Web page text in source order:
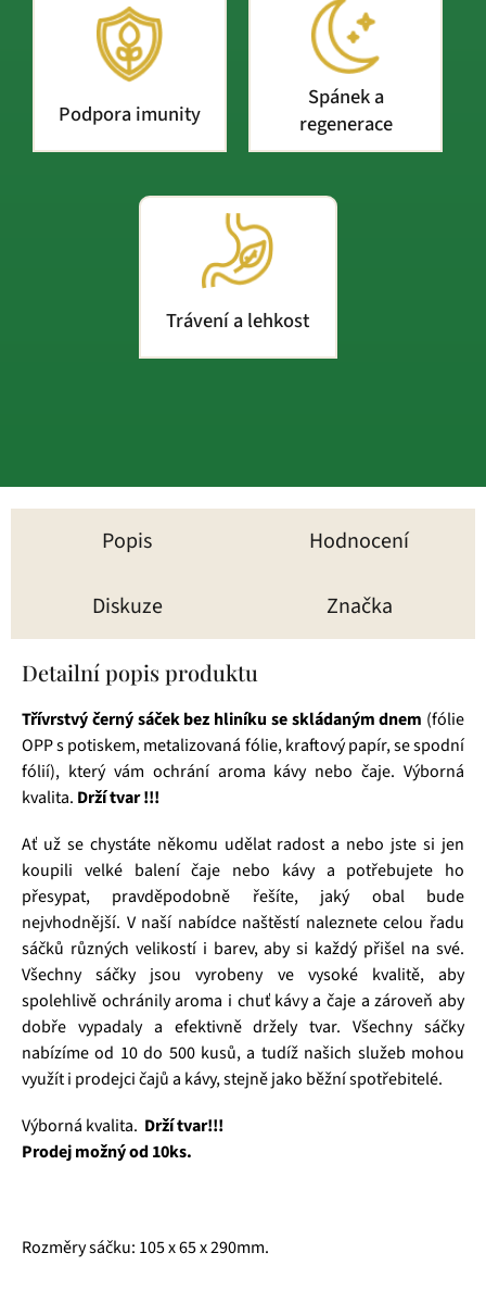
Podpora imunity
Spánek a
regenerace
Trávení a lehkost
Popis Hodnocení
Diskuze Značka
Detailní popis produktu
Třívrstvýčerný sáček bez hliníku se skládaným dnem (fólie
OPP s potiskem, metalizovaná fólie, kraftový papír, se spodní
fólií), který vám ochrání aroma kávy nebo čaje. Výborná
kvalita. Drží tvar !!!
Ať už se chystáte někomu udělat radost a nebo jste si jen
koupili velké balení čaje nebo kávy a potřebujete ho
přesypat, pravděpodobně řešíte, jaký obal bude
nejvhodnější. V naší nabídce naštěstí naleznete celou řadu
sáčků různých velikostí i barev, aby si každý přišel na své.
Všechny sáčky jsou vyrobeny ve vysoké kvalitě, aby
spolehlivě ochránily aroma i chuť kávy a čaje a zároveň aby
dobře vypadaly a efektivně držely tvar. Všechny sáčky
nabízíme od 10 do 500 kusů, a tudíž našich služeb mohou
využít i prodejci čajů a kávy, stejně jako běžní spotřebitelé.
Výborná kvalita. Drží tvar!!!
Prodej možný od 10ks.
Rozměry sáčku: 105 x 65 x 290mm.